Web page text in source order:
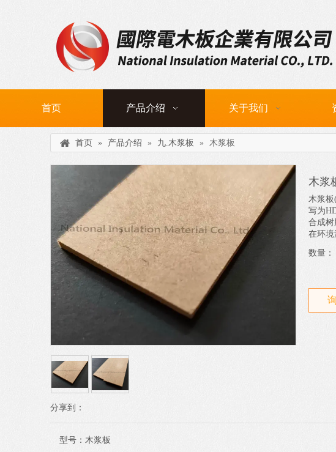
首页 产品介绍 关于我们
首页 » 产品介绍 » 九.木浆板 » 木浆板
分享到：
木浆
木浆板
写为
合成树
在环境
数量：
型号： 木浆板